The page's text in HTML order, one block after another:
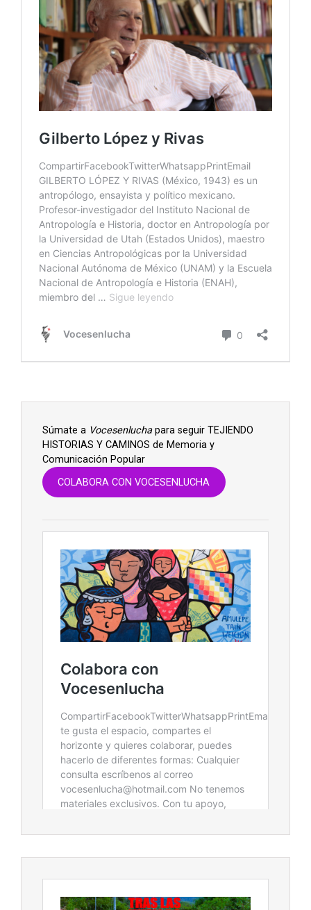
Súmate a Vocesenluchapara seguir TEJIENDO
HISTORIAS Y CAMINOS de Memoria y
Comunicación Popular
COLABORA CON VOCESENLUCHA